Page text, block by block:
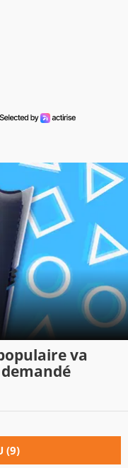
va
(9)